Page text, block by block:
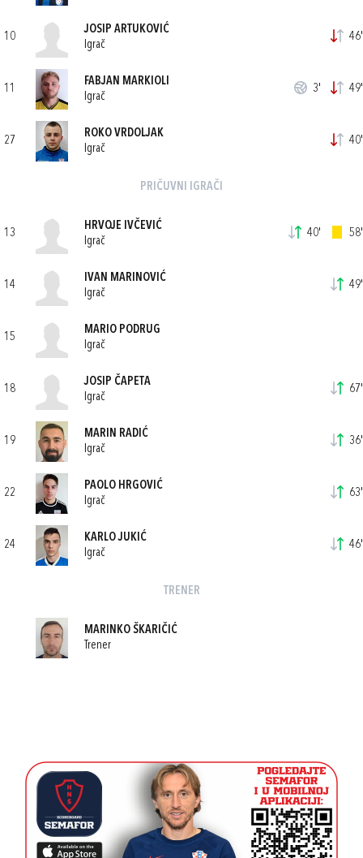
10
JOSIP ARTUKOVIĆ
Igrač
46'
11
FABJAN MARKIOLI
Igrač
3' 49'
27
ROKO VRDOLJAK
Igrač
40'
PRIČUVNI IGRAČI
13
HRVOJE IVČEVIĆ
Igrač
40' 58'
14
IVAN MARINOVIĆ
Igrač
49'
15
MARIO PODRUG
Igrač
18
JOSIP ČAPETA
Igrač
67'
19
MARIN RADIĆ
Igrač
36'
22
PAOLO HRGOVIĆ
Igrač
63'
24
KARLO JUKIĆ
Igrač
46'
TRENER
MARINKO ŠKARIČIĆ
Trener